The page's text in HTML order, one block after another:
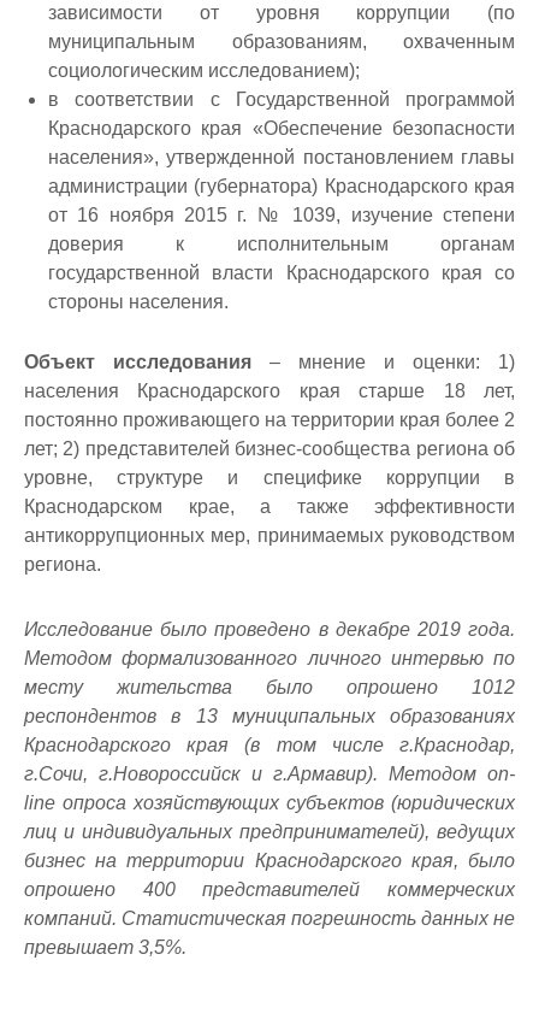
зависимости от уровня коррупции (по
муниципальным образованиям, охваченным
социологическим исследованием);
в соответствии с Государственной программой
Краснодарского края «Обеспечение безопасности
населения», утвержденной постановлением главы
администрации (губернатора) Краснодарского края
от 16 ноября 2015 г. № 1039, изучение степени
доверия к исполнительным органам
государственной власти Краснодарского края со
стороны населения.
Объект исследования – мнение и оценки: 1)
населения Краснодарского края старше 18 лет,
постоянно проживающего на территории края более 2
лет; 2) представителей бизнес-сообщества региона об
уровне, структуре и специфике коррупции в
Краснодарском крае, а также эффективности
антикоррупционных мер, принимаемых руководством
региона.
Исследование было проведено в декабре 2019 года.
Методом формализованного личного интервью по
месту жительства было опрошено 1012
респондентов в 13 муниципальных образованиях
Краснодарского края (в том числе г.Краснодар,
г.Сочи, г.Новороссийск и г.Армавир). Методом on-
line опроса хозяйствующих субъектов (юридических
лиц и индивидуальных предпринимателей), ведущих
бизнес на территории Краснодарского края, было
опрошено 400 представителей коммерческих
компаний. Статистическая погрешность данных не
превышает 3,5%.